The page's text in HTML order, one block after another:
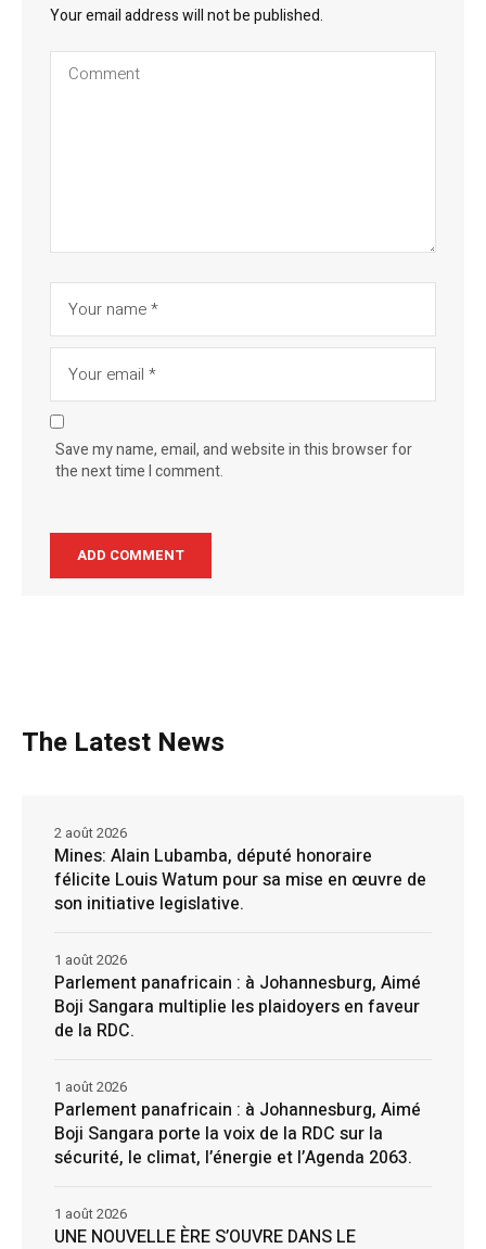
Your email address will not be published.
Save my name, email, and website in this browser for
the next time I comment.
The Latest News
Mines: Alain Lubamba, député honoraire
félicite Louis Watum pour sa mise en œuvre de
son initiative legislative.
2 août 2026
Parlement panafricain : à Johannesburg, Aimé
Boji Sangara multiplie les plaidoyers en faveur
de la RDC.
1 août 2026
Parlement panafricain : à Johannesburg, Aimé
Boji Sangara porte la voix de la RDC sur la
sécurité, le climat, l’énergie et l’Agenda 2063.
1 août 2026
UNE NOUVELLE ÈRE S’OUVRE DANS LE
1 août 2026